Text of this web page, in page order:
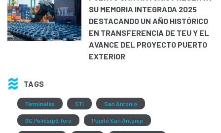
SU MEMORIA INTEGRADA 2025
DESTACANDO UN AÑO HISTÓRICO
EN TRANSFERENCIA DE TEU Y EL
AVANCE DEL PROYECTO PUERTO
EXTERIOR
TAGS
Terminales STI San Antonio
QC Policarpo Toro Puerto San Antonio